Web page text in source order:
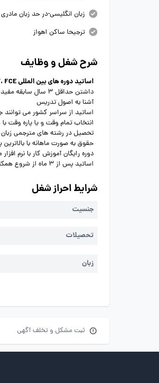
زبان انگلیسی-در حد زبان مادری
ترجیحا ساکن اهواز
شرح شغل و وظایف
اساتید دوره های بین المللی IELTS، iBT، FCE و CAE
داشتن حداقل 3 سال سابقه مفید در زمینه تدریس یکی از آزمون های بین المللی
آشنا به اصول تدریس
اساتید از سراسر کشور می توانند
انتخاب تمام وقت و یا پاره وقت با خود اساتید
تحصیل در رشته های مترجمی
حقوق به صورت ماهانه با
دوره رایگان آموزش کار با نرم
اساتید پس از 3 ماه از شروع همکاری تحت پوشش بیمه قرار خواهند گرفت
شرایط احراز شغل
جنسیت
تحصیلات
زبان
ثبت مشکل و تخلف آگهی